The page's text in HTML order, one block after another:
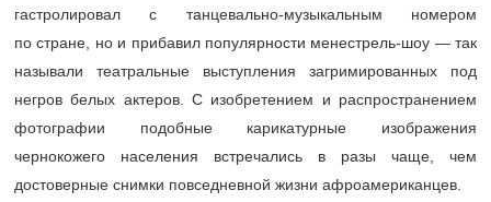
гастролировал с танцевально-музыкальным номером
по стране, но и прибавил популярности менестрель-шоу — так
называли театральные выступления загримированных под
негров белых актеров. С изобретением и распространением
фотографии подобные карикатурные изображения
чернокожего населения встречались в разы чаще, чем
достоверные снимки повседневной жизни афроамериканцев.